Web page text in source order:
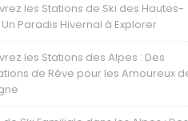
les Stations de Ski des Hautes-
Paradis Hivernal à Explorer
les Stations des Alpes : Des
de Rêve pour les Amoureux